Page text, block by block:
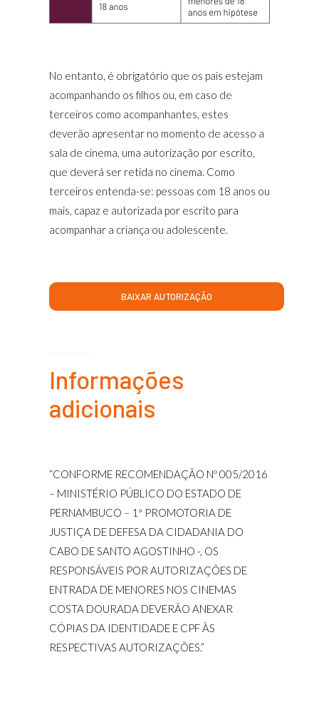
No entanto, é obrigatório que os pais estejam
acompanhando os filhos ou, em caso de
terceiros como acompanhantes, estes
deverão apresentar no momento de acesso a
sala de cinema, uma autorização por escrito,
que deverá ser retida no cinema. Como
terceiros entenda-se: pessoas com 18 anos ou
mais, capaz e autorizada por escrito para
acompanhar a criança ou adolescente.
BAIXAR AUTORIZAÇÃO
Informações
adicionais
“CONFORME RECOMENDAÇÃO Nº 005/2016
– MINISTÉRIO PÚBLICO DO ESTADO DE
PERNAMBUCO – 1ª PROMOTORIA DE
JUSTIÇA DE DEFESA DA CIDADANIA DO
CABO DE SANTO AGOSTINHO -, OS
RESPONSÁVEIS POR AUTORIZAÇÕES DE
ENTRADA DE MENORES NOS CINEMAS
COSTA DOURADA DEVERÃO ANEXAR
CÓPIAS DA IDENTIDADE E CPF ÀS
RESPECTIVAS AUTORIZAÇÕES.”